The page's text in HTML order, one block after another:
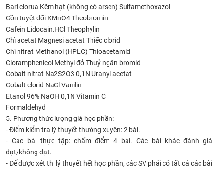
Bari clorua Kẽm hạt (không có arsen) Sulfamethoxazol
Cồn tuyệt đối KMnO4Theobromin
Cafein Lidocain.HClTheophylin
Chì acetat Magnesi acetat Thiếc clorid
Chì nitrat Methanol (HPLC) Thioacetamid
Cloramphenicol Methyl đỏThuỷ ngân bromid
Cobalt nitrat Na2S2O3 0,1N Uranyl acetat
Cobalt clorid NaClVanilin
Etanol 96% NaOH 0,1N Vitamin C
Formaldehyd
5. Phương thức lượng giá học phần:
- Điểm kiểm tra lý thuyết thường xuyên: 2 bài.
- Các bài thực tập: chấm điểm 4 bài. Các bài khác đánh giá
đạt/không đạt.
- Để được xét thi lý thuyết hết học phần, các SV phải có tất cả các bài